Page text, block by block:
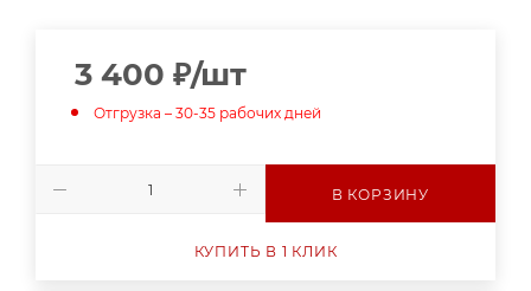
3 400 ₽/шт
Отгрузка – 30-35 рабочих дней
В КОРЗИНУ
КУПИТЬ В 1 КЛИК